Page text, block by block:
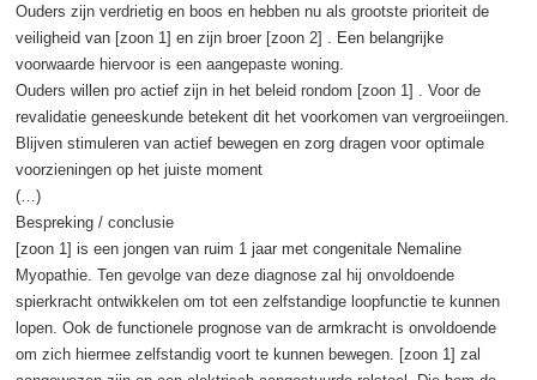
Ouders zijn verdrietig en boos en hebben nu als grootste prioriteit de
veiligheid van [zoon 1] en zijn broer [zoon 2] . Een belangrijke
voorwaarde hiervoor is een aangepaste woning.
Ouders willen pro actief zijn in het beleid rondom [zoon 1] . Voor de
revalidatie geneeskunde betekent dit het voorkomen van vergroeiingen.
Blijven stimuleren van actief bewegen en zorg dragen voor optimale
voorzieningen op het juiste moment
(…)
Bespreking / conclusie
[zoon 1] is een jongen van ruim 1 jaar met congenitale Nemaline
Myopathie. Ten gevolge van deze diagnose zal hij onvoldoende
spierkracht ontwikkelen om tot een zelfstandige loopfunctie te kunnen
lopen. Ook de functionele prognose van de armkracht is onvoldoende
om zich hiermee zelfstandig voort te kunnen bewegen. [zoon 1] zal